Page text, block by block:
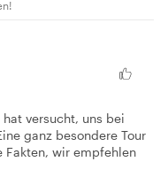
versucht, uns bei
ganz besondere Tour
Fakten, wir empfehlen